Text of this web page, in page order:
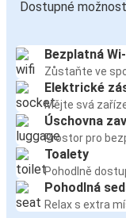
Dostupné
Bezplatná
Zůstaňte ve
Elektrické
Mějte svá
Úschovna
Prostor pro
Toalety
Pohodlně
Pohodlná
Relax s extra